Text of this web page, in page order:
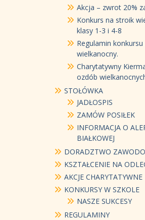
Akcja – zwrot 20%
Konkurs na stroik
klasy 1-3 i 4-8
Regulamin
wielkanocny.
Charytatywny
ozdób
STOŁÓWKA
JADŁOSPIS
ZAMÓW POSIŁEK
INFORMACJA O
BIAŁKOWEJ
DORADZTWO
KSZTAŁCENIE NA
AKCJE CHARYTATYWNE
KONKURSY W SZKOLE
NASZE SUKCESY
REGULAMINY